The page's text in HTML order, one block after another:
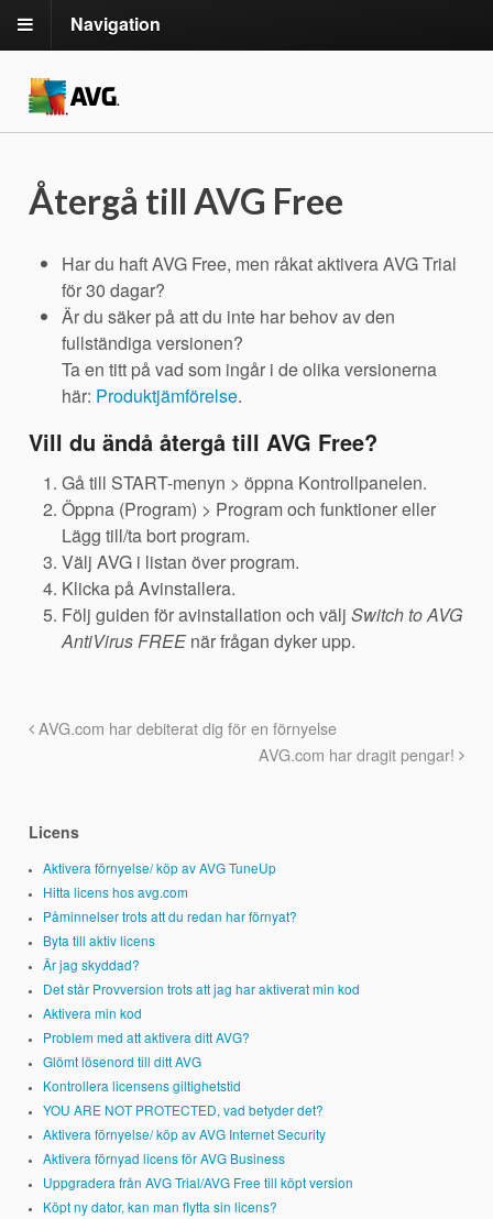
Navigation
Återgå till AVG Free
Har du haft AVG Free, men råkat aktivera AVG Trial
för 30 dagar?
Är du säker på att du inte har behov av den
fullständiga versionen?
Ta en titt på vad som ingår i de olika versionerna
här: Produktjämförelse.
Vill du ändå återgå till AVG Free?
Gå till START-menyn > öppna Kontrollpanelen.
Öppna (Program) > Program och funktioner eller
Lägg till/ta bort program.
Välj AVG i listan över program.
Klicka på Avinstallera.
Följ guiden för avinstallation och välj Switch to AVG
AntiVirus FREEnär frågan dyker upp.
AVG.com har debiterat dig för en förnyelse
AVG.com har dragit pengar!
Licens
Aktivera förnyelse/ köp av AVG TuneUp
Hitta licens hos avg.com
Påminnelser trots att du redan har förnyat?
Byta till aktiv licens
Är jag skyddad?
Det står Provversion trots att jag har aktiverat min kod
Aktivera min kod
Problem med att aktivera ditt AVG?
Glömt lösenord till ditt AVG
Kontrollera licensens giltighetstid
YOU ARE NOT PROTECTED, vad betyder det?
Aktivera förnyelse/ köp av AVG Internet Security
Aktivera förnyad licens för AVG Business
Uppgradera från AVG Trial/AVG Free till köpt version
Köpt ny dator, kan man flytta sin licens?